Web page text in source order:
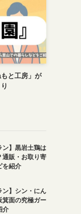
と工房」が
ン】黒岩土鶏は
通販・お取り寄
を紹介
ン】シン・にん
箕面の究極ガー
介